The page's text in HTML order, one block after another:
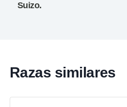
Suizo.
Razas similares